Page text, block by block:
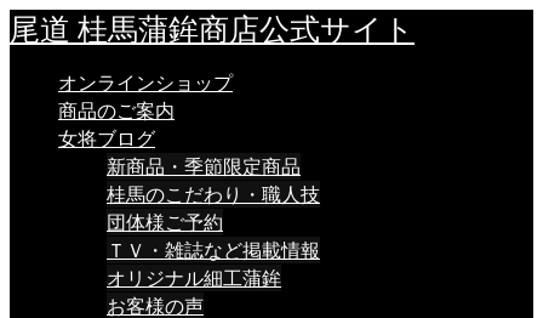
尾道 桂馬蒲鉾商店公式サイト
オンラインショップ
商品のご案内
女将ブログ
新商品・季節限定商品
桂馬のこだわり・職人技
団体様ご予約
ＴＶ・雑誌など掲載情報
オリジナル細工蒲鉾
お客様の声